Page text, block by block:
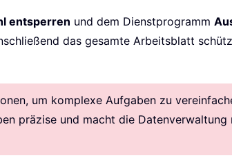
entsperren und dem Dienstprogramm
das gesamte Arbeitsblatt
um komplexe Aufgaben zu
präzise und macht die Datenverwaltung